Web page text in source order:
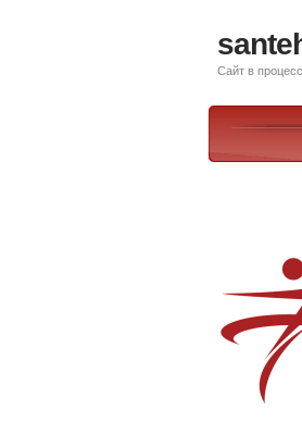
Сайт в